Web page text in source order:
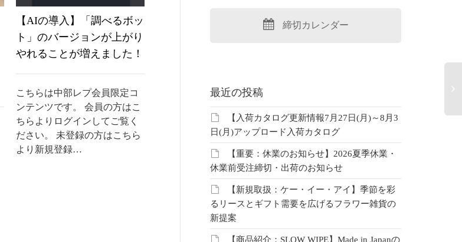
【AIの導入】「調べるボッ
ト」のバージョンが上がり
やれることが増えました！
こちらは中部レプ会員限定コ
ンテンツです。 会員の方はこ
ちらよりログインしてご覧く
ださい。 未登録の方はこちら
より新規登録…
《なかなか改善している》
こちらは中部レプ会員限定コ
ンテンツです。 会員の方はこ
ちらよりログインしてご覧く
ださい。 未登録の方はこちら
より新規登録…
【まとめ資料：お正月
ンテンツです。 会員の方はこ
ちらよりログインしてご覧く
ださい。 未登録の方はこちら
より新規登録…
こ
締切カレンダー
最近の投稿
【入荷カタログ更新情報7月27日(月)～8月3
日(月)アップロード入荷カタログ
【重要：休業のお知らせ】2026夏季休業・
休業前受注締切・出荷のお知らせ
【新規取扱：ケー・イー・アイ】季節を彩
るリースとギフト需要を広げるフラワー雑貨の
新提案
【商品紹介：SLOW WIPE】Made in Japanの